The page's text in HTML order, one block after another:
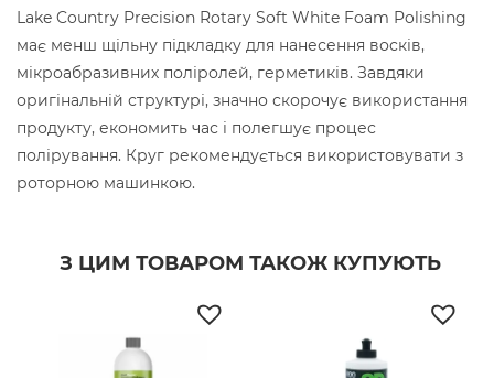
Lake Country Precision Rotary Soft White Foam Polishing
має менш щільну підкладку для нанесення восків,
мікроабразивних поліролей, герметиків. Завдяки
оригінальній структурі, значно скорочує використання
продукту, економить час і полегшує процес
полірування. Круг рекомендується використовувати з
роторною машинкою.
З ЦИМ ТОВАРОМ ТАКОЖ КУПУЮТЬ